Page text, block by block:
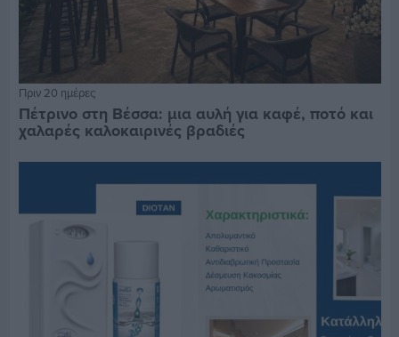
Πριν 20 ημέρες
Πέτρινο στη Βέσσα: μια αυλή για καφέ, ποτό και
χαλαρές καλοκαιρινές βραδιές